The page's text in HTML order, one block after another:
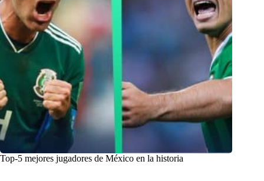
Top-5 mejores jugadores de México en la historia